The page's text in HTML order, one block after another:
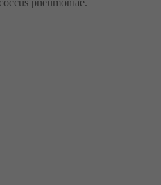
pneumoniae.